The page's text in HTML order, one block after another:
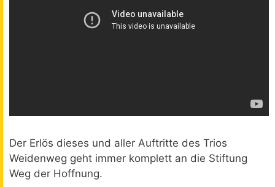
Der Erlös dieses und aller Auftritte des Trios
Weidenweg geht immer komplett an die Stiftung
Weg der Hoffnung.